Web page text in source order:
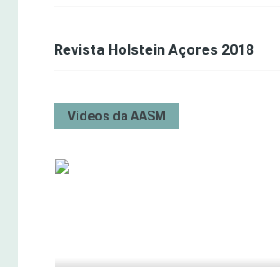
Revista Holstein Açores 2018
Vídeos da AASM